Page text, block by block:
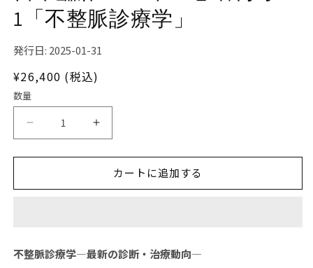
で
メ
デ
ア
を
開
く
1「不整脈診療学」
発行日: 2025-01-31
通
常
価
¥26,400 (税込)
数量
増
日
増
カートに追加する
不整脈診療学―最新の診断・治療動向―